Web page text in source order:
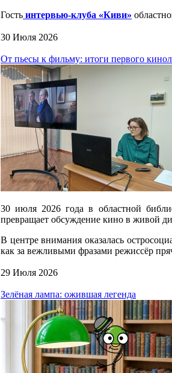
Гость интервью-клуба «Киви»
30 Июля 2026
От пьесы к фильму: итоги первого
30 июля 2026 года в областной
превращает обсуждение кино в живой
В центре внимания оказалась
как за вежливыми фразами режиссёр
29 Июля 2026
Зелёная лампа: ожившая легенда